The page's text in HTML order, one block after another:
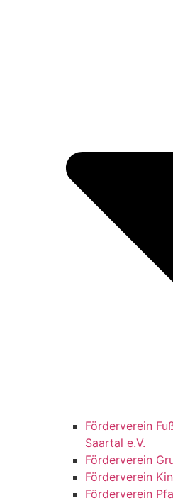
Förderverein
Saartal e.V.
Förderverein
Förderverein
Förderverein